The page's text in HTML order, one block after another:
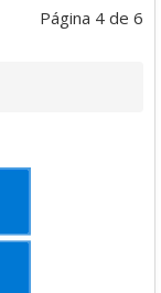
Página 4 de 6